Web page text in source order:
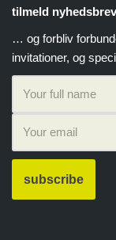
tilmeld
… og forbliv
invitationer, og